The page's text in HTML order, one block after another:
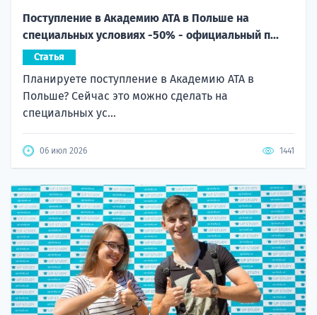
Поступление в Академию ATA в Польше на
специальных условиях -50% - официальный п...
Статья
Планируете поступление в Академию ATA в
Польше? Сейчас это можно сделать на
специальных ус...
06 июл 2026 1441